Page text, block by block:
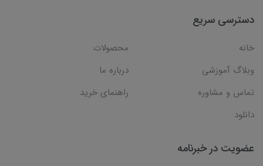
دسترسی سریع
خانه
محصولات
وبلاگ آموزشی
درباره ما
تماس و مشاوره
راهنمای خرید
دانلود
عضویت در خبرنامه